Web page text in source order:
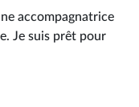
accompagnatrice
Je suis prêt pour